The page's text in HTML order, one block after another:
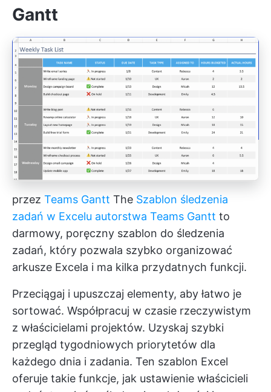
Gantt
przez Teams Gantt The Szablon śledzenia
zadań w Excelu autorstwa Teams Gantt to
darmowy, poręczny szablon do śledzenia
zadań, który pozwala szybko organizować
arkusze Excela i ma kilka przydatnych funkcji.
Przeciągaj i upuszczaj elementy, aby łatwo je
sortować. Współpracuj w czasie rzeczywistym
z właścicielami projektów. Uzyskaj szybki
przegląd tygodniowych priorytetów dla
każdego dnia i zadania. Ten szablon Excel
oferuje takie funkcje, jak ustawienie właścicieli